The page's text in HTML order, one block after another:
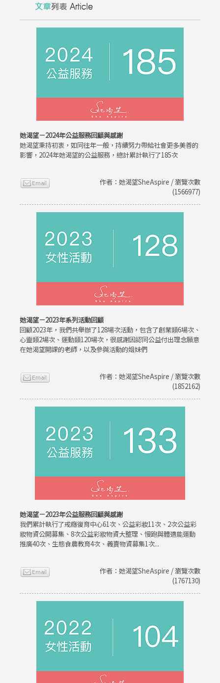
她渴望－2024年公益服務回顧與感謝
她渴望秉持初衷，如同往年一般，持續努力帶給社會更多美善的
影響，2024年她渴望的公益服務，總計累計執行了185次
作者：她渴望SheAspire / 瀏覽次數
(1566977)
她渴望－2023年系列活動回顧
回顧2023年，我們共舉辦了128場次活動，包含了創業類6場次、
心靈類2場次、運動類120場次，很感謝因認同公益付出理念願意
在她渴望開課的老師，以及參與活動的姐妹們
作者：她渴望SheAspire / 瀏覽次數
(1852162)
她渴望－2023年公益服務回顧與感謝
我們累計執行了戒癮復育中心61次、公益彩妝11次、2次公益彩
妝物資公開募集、8次公益彩妝物資大整理、慢跑與體適能運動
推廣40次、生態食農教育4次、義賣物資募集1次...
作者：她渴望SheAspire / 瀏覽次數
(1767130)